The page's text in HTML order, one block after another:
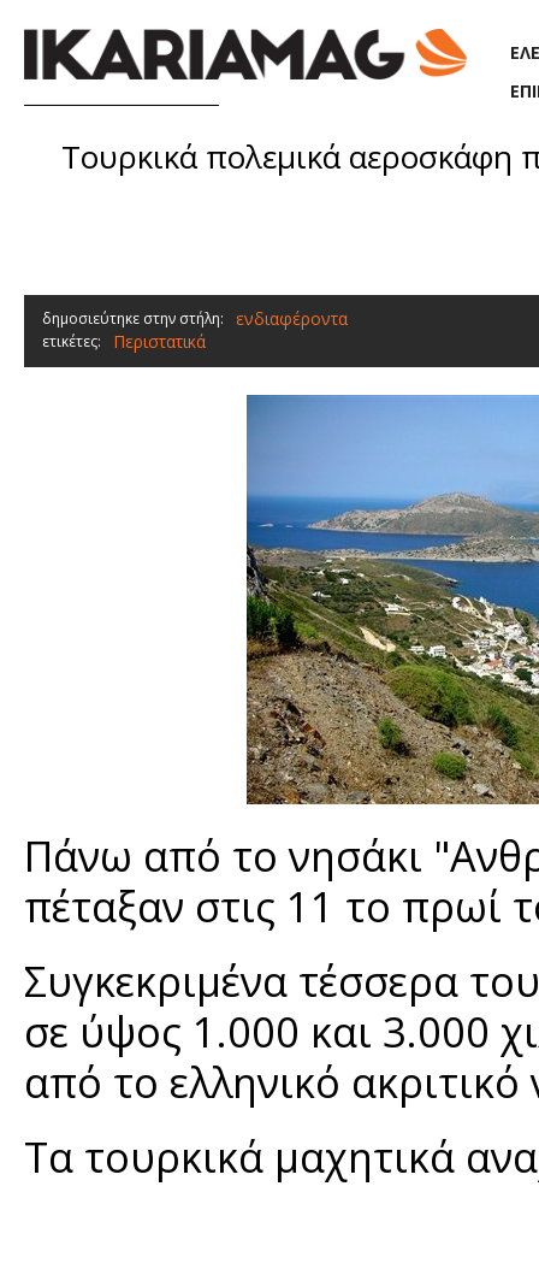
Τουρκικά πολεμικά αεροσκάφη
δημοσιεύτηκε στην στήλη: ενδιαφέροντα
ετικέτες: Περιστατικά
Πάνω από το νησάκι
πέταξαν στις 11 το πρωί
Συγκεκριμένα τέσσερα
σε ύψος 1.000 και 3.000
από το ελληνικό ακριτικό
Τα τουρκικά μαχητικά